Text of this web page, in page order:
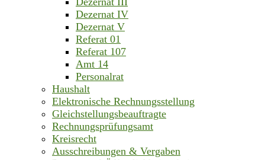
Dezernat IV
Dezernat V
Referat 01
Referat 107
Amt 14
Personalrat
Haushalt
Elektronische Rechnungsstellung
Gleichstellungsbeauftragte
Rechnungsprüfungsamt
Kreisrecht
Ausschreibungen & Vergaben